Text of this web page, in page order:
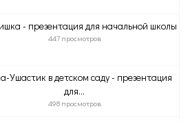
- презентация для начальной школы
447 просмотров
Ушастик в детском саду - презентация
для...
498 просмотров